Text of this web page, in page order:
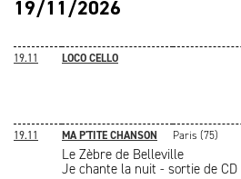
19/11/2026
19.11 LOCO CELLO
19.11 MA P'TITE CHANSON Paris (75)
Le Zèbre de Belleville
Je chante la nuit - sortie de CD